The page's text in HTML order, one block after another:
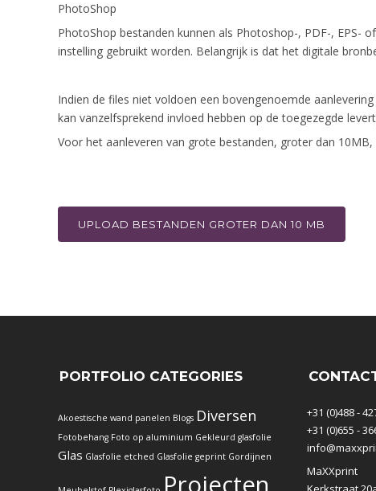
PhotoShop
PhotoShop bestanden kunnen als Photoshop-, PDF-, EPS-
instelling gebruikt worden. Belangrijk is dat het digitale
Indien de files niet voldoen een bovengenoemde
kan vanzelfsprekend invloed hebben op de toegezegde
Voor het aanleveren van grote bestanden, groter dan
UPLOAD BESTANDEN GROTER DAN 10 MB
PORTFOLIO CATEGORIES
Akoestische wand panelen Blogs Diversen
Fotobehang Foto op aluminium Gekleurd glasfolie
Glas Glasfolie etched Glasfolie geprint Gordijnen
+31 (0)488 -
+31 (0)655 -
MaXXprint